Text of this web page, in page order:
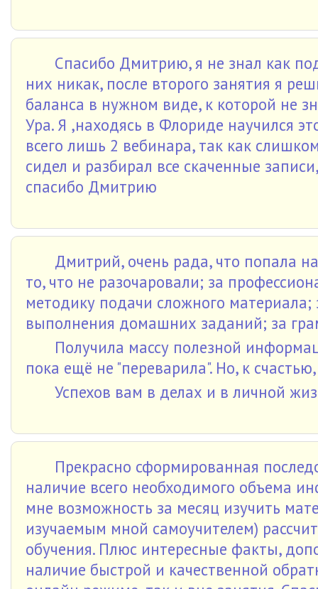
Спасибо Дмитрию, я не знал как
них никак, после второго занятия я
баланса в нужном виде, к которой не
Ура. Я ,находясь в Флориде научился
всего лишь 2 вебинара, так как
сидел и разбирал все скаченные
спасибо Дмитрию
Дмитрий, очень рада, что попала
то, что не разочаровали; за
методику подачи сложного
выполнения домашних заданий; за
Получила массу полезной
пока ещё не "переварила". Но, к
Успехов вам в делах и в личной
Прекрасно сформированная
наличие всего необходимого объема
мне возможность за месяц изучить
изучаемым мной самоучителем)
обучения. Плюс интересные факты,
наличие быстрой и качественной